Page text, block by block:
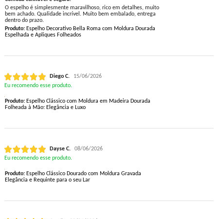
O espelho é simplesmente maravilhoso, rico em detalhes, muito
bem achado. Qualidade incrível. Muito bem embalado, entrega
dentro do prazo.
Produto:Espelho Decorativo Bella Roma com Moldura Dourada
Espelhada e Apliques Folheados
Diego C.
15/06/2026
Eu recomendo esse produto.
Produto:Espelho Clássico com Moldura em Madeira Dourada
Folheada à Mão: Elegância e Luxo
Dayse C.
08/06/2026
Eu recomendo esse produto.
Produto:Espelho Clássico Dourado com Moldura Gravada
Elegância e Requinte para o seu Lar